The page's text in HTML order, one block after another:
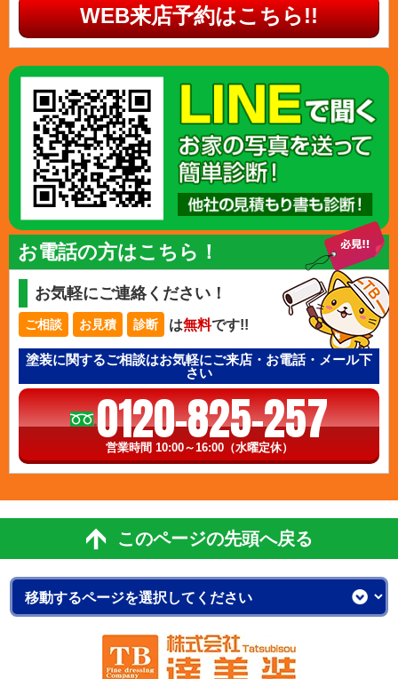
WEB来店予約はこちら!!
お電話の方はこちら！
お気軽にご連絡ください！
ご相談 お見積 診断 は無料です!!
塗装に関するご相談はお気軽にご来店・お電話・メール下
さい
0120-825-257
営業時間 10:00～16:00（水曜定休）
このページの先頭へ戻る